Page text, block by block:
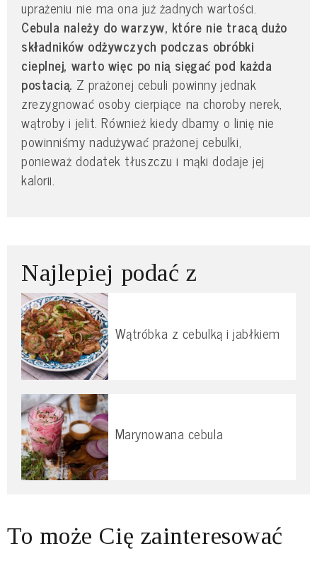
uprażeniu nie ma ona już żadnych wartości.
Cebula należy do warzyw, które nie tracą dużo
składników odżywczych podczas obróbki
cieplnej, warto więc po nią sięgać pod każda
postacią. Z prażonej cebuli powinny jednak
zrezygnować osoby cierpiące na choroby nerek,
wątroby i jelit. Również kiedy dbamy o linię nie
powinniśmy nadużywać prażonej cebulki,
ponieważ dodatek tłuszczu i mąki dodaje jej
kalorii.
Najlepiej podać z
Wątróbka z cebulką i jabłkiem
Marynowana cebula
To może Cię zainteresować